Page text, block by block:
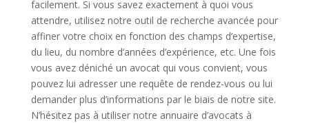
facilement. Si vous savez exactement à quoi vous
attendre, utilisez notre outil de recherche avancée pour
affiner votre choix en fonction des champs d’expertise,
du lieu, du nombre d’années d’expérience, etc. Une fois
vous avez déniché un avocat qui vous convient, vous
pouvez lui adresser une requête de rendez-vous ou lui
demander plus d’informations par le biais de notre site.
N’hésitez pas à utiliser notre annuaire d’avocats à